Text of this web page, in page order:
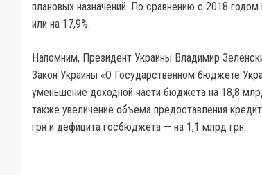
плановых назначений. По сравнению с 2018
или на 17,9%.
Напомним, Президент Украины Владимир
Закон Украины «О Государственном бюджете
уменьшение доходной части бюджета на 18,8
также увеличение объема предоставления
грн и дефицита госбюджета — на 1,1 млрд грн.